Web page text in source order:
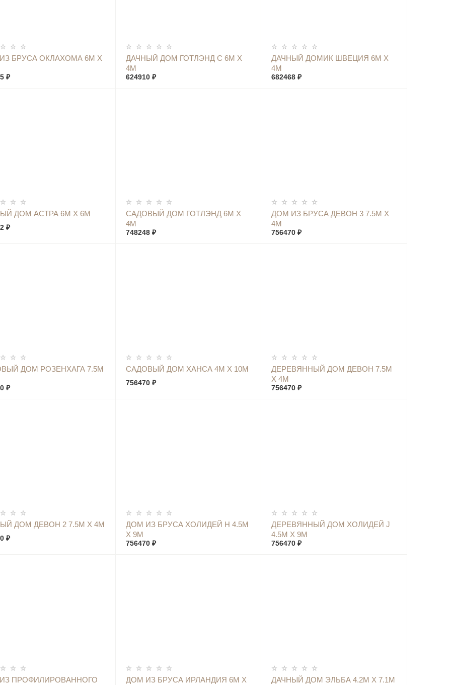
БРУСА ОКЛАХОМА 6М Х
₽
КУПИТЬ
ДАЧНЫЙ ДОМ ГОТЛЭНД С 6М Х
4М
624910 ₽
КУПИТЬ
ДАЧНЫЙ ДОМИК ШВЕЦИЯ 6М Х
4М
682468 ₽
КУПИТЬ
ДОМ АСТРА 6М Х 6М
₽
КУПИТЬ
САДОВЫЙ ДОМ ГОТЛЭНД 6М Х
4М
748248 ₽
КУПИТЬ
ДОМ ИЗ БРУСА ДЕВОН 3 7.5М Х
4М
756470 ₽
КУПИТЬ
ДОМ РОЗЕНХАГА 7.5М
₽
КУПИТЬ САДОВЫЙ ДОМ ХАНСА 4М Х 10М
756470 ₽
КУПИТЬ
ДЕРЕВЯННЫЙ ДОМ ДЕВОН 7.5М
Х 4М
756470 ₽
КУПИТЬ
ДОМ ДЕВОН 2 7.5М Х 4М
₽
КУПИТЬ
ДОМ ИЗ БРУСА ХОЛИДЕЙ Н 4.5М
Х 9М
756470 ₽
КУПИТЬ
ДЕРЕВЯННЫЙ ДОМ ХОЛИДЕЙ J
4.5М Х 9М
756470 ₽
КУПИТЬ
ПРОФИЛИРОВАННОГО
КУПИТЬ
ДОМ ИЗ БРУСА ИРЛАНДИЯ 6М Х
КУПИТЬ ДАЧНЫЙ ДОМ ЭЛЬБА 4.2М Х 7.1М
КУПИТЬ